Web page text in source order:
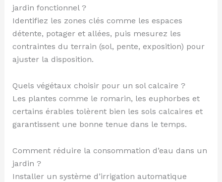
jardin fonctionnel ?
Identifiez les zones clés comme les espaces
détente, potager et allées, puis mesurez les
contraintes du terrain (sol, pente, exposition) pour
ajuster la disposition.
Quels végétaux choisir pour un sol calcaire ?
Les plantes comme le romarin, les euphorbes et
certains érables tolèrent bien les sols calcaires et
garantissent une bonne tenue dans le temps.
Comment réduire la consommation d’eau dans un
jardin ?
Installer un système d’irrigation automatique